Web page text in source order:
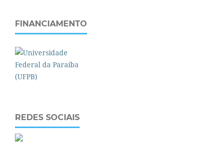
FINANCIAMENTO
REDES SOCIAIS